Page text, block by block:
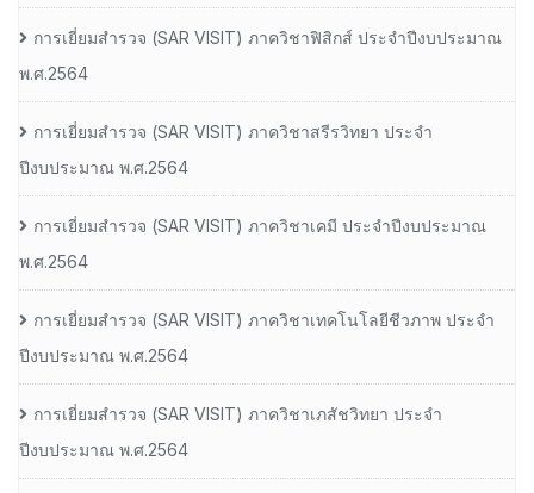
การเยี่ยมสํารวจ (SAR VISIT) ภาควิชาฟิสิกส์ ประจําปีงบประมาณ
พ.ศ.2564
การเยี่ยมสํารวจ (SAR VISIT) ภาควิชาสรีรวิทยา ประจํา
ปีงบประมาณ พ.ศ.2564
การเยี่ยมสํารวจ (SAR VISIT) ภาควิชาเคมี ประจําปีงบประมาณ
พ.ศ.2564
การเยี่ยมสํารวจ (SAR VISIT) ภาควิชาเทคโนโลยีชีวภาพ ประจํา
ปีงบประมาณ พ.ศ.2564
การเยี่ยมสํารวจ (SAR VISIT) ภาควิชาเภสัชวิทยา ประจํา
ปีงบประมาณ พ.ศ.2564